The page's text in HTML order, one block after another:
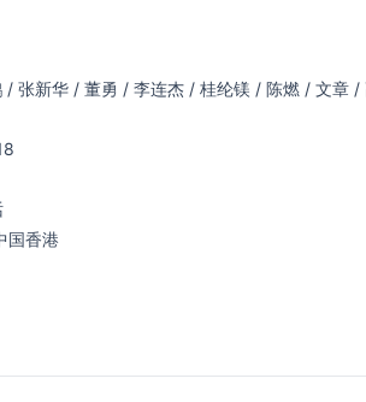
/ 张新华 / 董勇 / 李连杰 / 桂纶镁 / 陈燃 / 文章
国香港